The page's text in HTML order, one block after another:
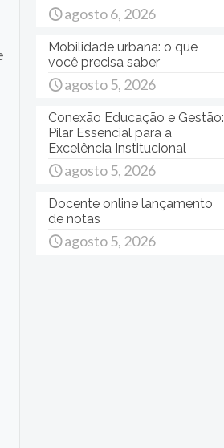
agosto 6, 2026
Mobilidade urbana: o que
você precisa saber
agosto 5, 2026
Conexão Educação e Gestão:
Pilar Essencial para a
Excelência Institucional
agosto 5, 2026
Docente online lançamento
de notas
agosto 5, 2026